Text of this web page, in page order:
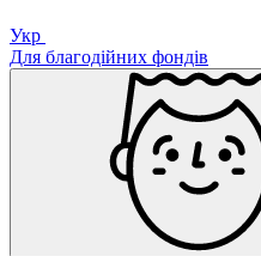
Укр
Для благодійних фондів